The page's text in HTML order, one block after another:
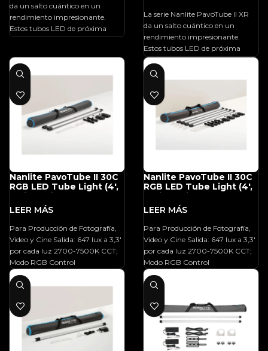
da un salto cuántico en un
rendimiento impresionante.
Estos tubos LED de próxima
generación ofrecen un control de
imaginación de los creadores de
todo el mundo. Estas nuevas
explorar las increíbles e infinitas
posibilidades que ofrece la luz,
abriendo ideas coloridas
ilimitadas.
La serie Nanlite PavoTube II XR
da un salto cuántico en un
rendimiento impresionante.
Estos tubos LED de próxima
generación ofrecen un control de
píxeles que despertará la
imaginación de los creadores de
todo el mundo. Estas nuevas
ideas ayudarán a los creativos a
explorar las increíbles e infinitas
posibilidades que ofrece la luz,
ilimitadas.
Nanlite PavoTube II 30C
RGB LED Tube Light (4′,
2-Light Kit)
Para Producción de Fotografía,
Video y Cine Salida: 647 lux a 3,3′
por cada luz 2700-7500K CCT;
Modo RGB Control
Nanlite PavoTube II 30C
RGB LED Tube Light (4′,
4-Light Kit)
Para Producción de Fotografía,
Video y Cine Salida: 647 lux a 3,3′
por cada luz 2700-7500K CCT;
Modo RGB Control